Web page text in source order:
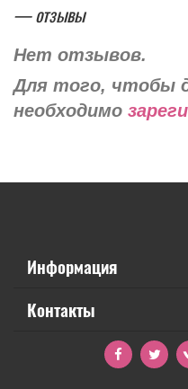
— отзывы
Нет отзывов.
Для того, чтобы
необходимо
Информация
Контакты